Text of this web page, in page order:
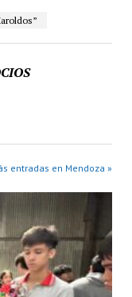
entradas en Mendoza »